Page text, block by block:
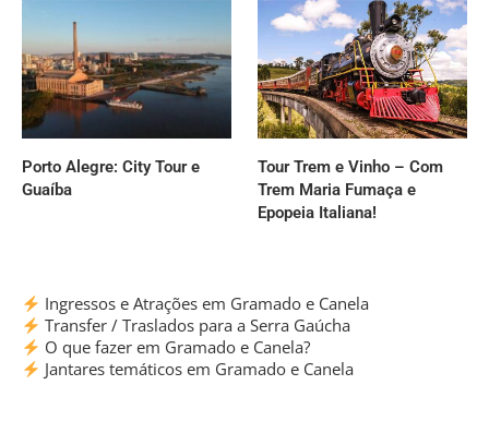
Porto Alegre: City Tour e
Guaíba
Tour Trem e Vinho – Com
Trem Maria Fumaça e
Epopeia Italiana!
Ingressos e Atrações em Gramado e Canela
Transfer / Traslados para a Serra Gaúcha
O que fazer em Gramado e Canela?
Jantares temáticos em Gramado e Canela